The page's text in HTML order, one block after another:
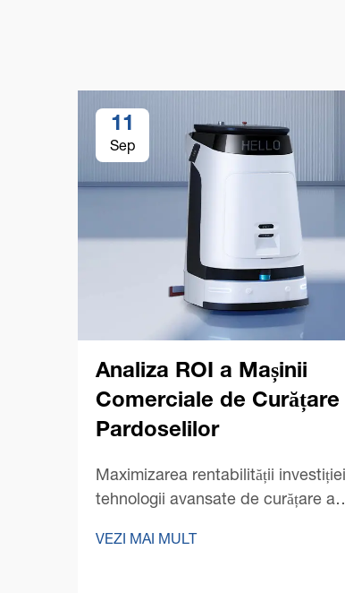
11
Sep
Analiza ROI a Mașinii
Comerciale de Curățare
Pardoselilor
Maximizarea rentabilității
tehnologii avansate de curățare a
competitiv de astăzi, managerii de
VEZI MAI MULT